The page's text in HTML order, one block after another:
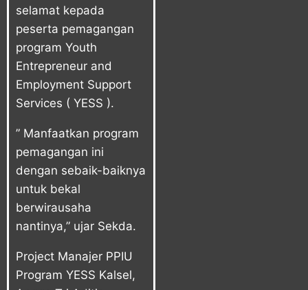
selamat kepada
peserta pemagangan
program Youth
Entrepreneur and
Employment Support
Services ( YESS ).
” Manfaatkan program
pemagangan ini
dengan sebaik-baiknya
untuk bekal
berwirausaha
nantinya,” ujar Sekda.
Project Manajer PPIU
Program YESS Kalsel,